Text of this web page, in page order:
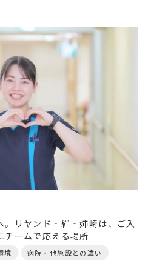
。リヤンド‐絆‐姉崎は、ご入
チームで応える場所
境
病院・他施設との違い